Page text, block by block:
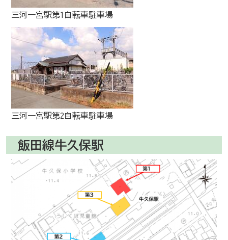
三河一宮駅第1自転車駐車場
三河一宮駅第2自転車駐車場
飯田線牛久保駅